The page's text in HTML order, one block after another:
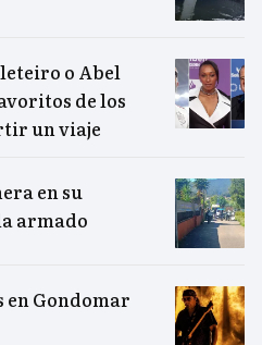
o Abel
de los
un viaje
en su
armado
en Gondomar